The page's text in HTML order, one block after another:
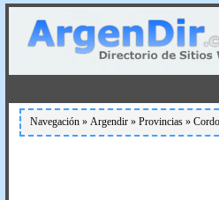
Navegación » Argendir » Provincias »